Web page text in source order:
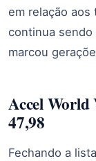
em relação aos
continua sendo
marcou
Accel
47,98
Fechando a